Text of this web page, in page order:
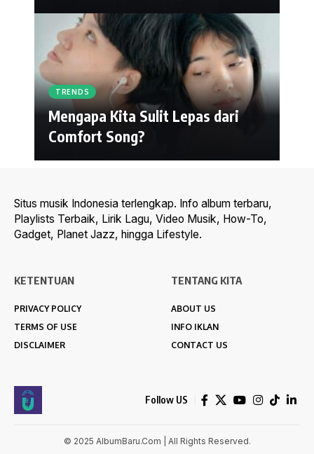
TRENDS
Mengapa Kita Sulit Lepas dari
Comfort Song?
Situs musik Indonesia terlengkap. Info album terbaru,
Playlists Terbaik, Lirik Lagu, Video Musik, How-To,
Gadget, Planet Jazz, hingga Lifestyle.
KETENTUAN
PRIVACY POLICY
TERMS OF USE
DISCLAIMER
TENTANG KITA
ABOUT US
INFO IKLAN
CONTACT US
Follow US
© 2025 AlbumBaru.Com | All Rights Reserved.